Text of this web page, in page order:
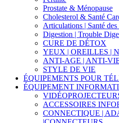
Prostate & Ménopause
Cholesterol & Santé
Articulations | Santé des
Digestion | Trouble
CURE DE DÉTOX
YEUX | OREILLES |
ANTI-AGE | ANTI-
STYLE DE VIE
ÉQUIPEMENTS POUR
ÉQUIPEMENT
ACCESSOIRES
CONNECTIQUE |